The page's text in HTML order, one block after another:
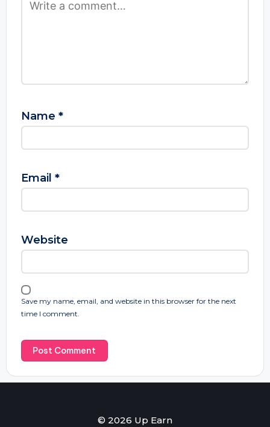
Name *
Email *
Website
Save my name, email, and website in this browser for the next
time I comment.
© 2026 Up Earn